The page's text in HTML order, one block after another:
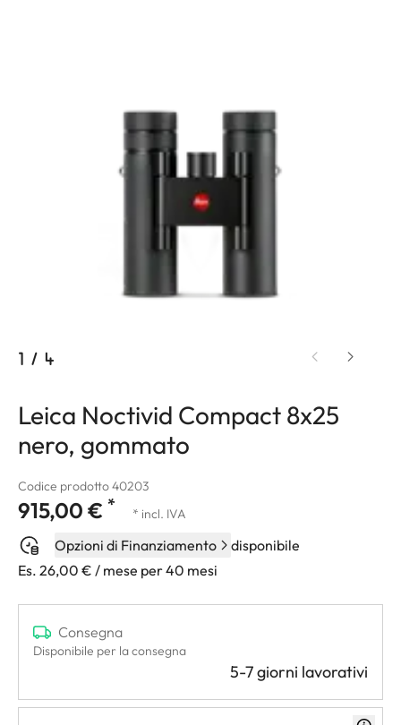
1 / 4
Leica Noctivid Compact 8x25
nero, gommato
Codice prodotto 40203
915,00 € * * incl. IVA
Opzioni di Finanziamento
disponibile
Es. 26,00 € / mese per 40 mesi
Consegna
Disponibile per la consegna
5-7 giorni lavorativi